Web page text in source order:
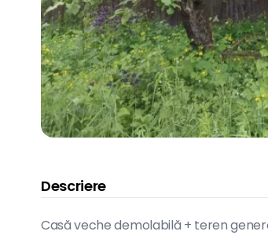
Descriere
Casă veche demolabilă + teren